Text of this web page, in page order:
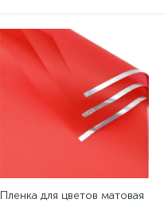
Пленка для цветов матовая